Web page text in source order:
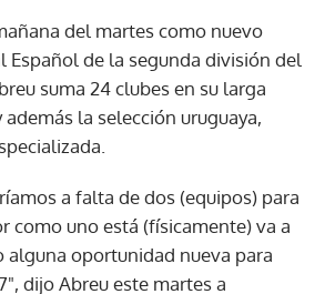
del martes como nuevo
Español de la segunda división del
suma 24 clubes en su larga
la selección uruguaya,
a falta de dos (equipos) para
como uno está (físicamente) va a
alguna oportunidad nueva para
dijo Abreu este martes a